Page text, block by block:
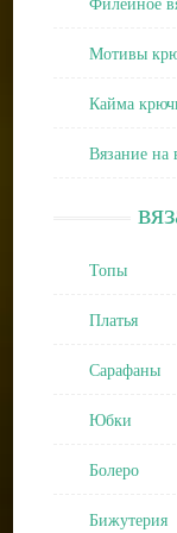
Мотивы
Кайма
Вязание на
Топы
Платья
Сарафаны
Юбки
Болеро
Бижутерия